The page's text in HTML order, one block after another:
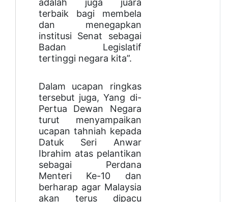
adalah juga juara
terbaik bagi membela
dan menegapkan
institusi Senat sebagai
Badan Legislatif
tertinggi negara kita”.
Dalam ucapan ringkas
tersebut juga, Yang di-
Pertua Dewan Negara
turut menyampaikan
ucapan tahniah kepada
Datuk Seri Anwar
Ibrahim atas pelantikan
sebagai Perdana
Menteri Ke-10 dan
berharap agar Malaysia
akan terus dipacu